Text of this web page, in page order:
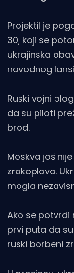
Projektil je
30, koji se
ukrajinska
navodnog
Ruski vojni
da su piloti
brod.
Moskva još
zrakoplova.
mogla
Ako se potvrdi
prvi puta da
ruski borbeni